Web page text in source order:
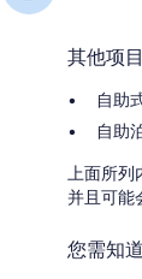
其他项目
自助
自助
上面所列
并且可能
您需知道